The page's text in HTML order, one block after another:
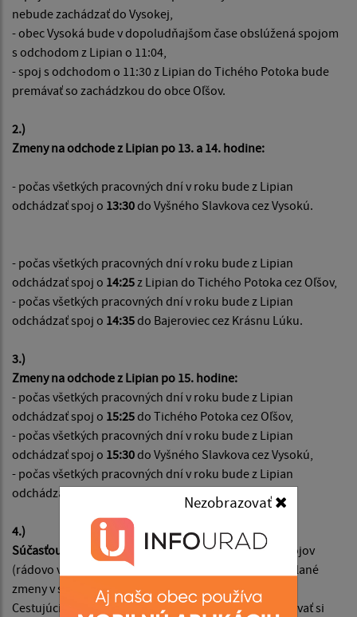
Nezobrazovať
nebude zachádzať do Vysokej,
- obec Vysoká bude v dopoludňajšom čase obslúžená spojom
s odchodom z Lipian o 11:04,
- spoj s odchodom o 11:30 z Lipian do Tichého Potoka bude
premávať so zachádzkou do obce Oľšov.
2.)
Zmeny na odchode z Lipian po 13. a 14. hodine:
- počas všetkých pracovných dní v roku bude z Lipian
odchádzať spoj o 13:30do Vyšného Slavkova cez Vysokú.
- počas všetkých pracovných dní v roku bude z Lipian
odchádzať spoj o 14:25 z Lipian do Tichého Potoka cez Oľšov,
- počas všetkých pracovných dní v roku bude z Lipian
odchádzať spoj o 14:35do Bajeroviec cez Krásnu Lúku.
3.)
Zmeny na odchode z Lipian po 15. hodine:
- počas všetkých pracovných dní v roku bude z Lipian
odchádzať spoj o 15:25do Tichého Potoka cez Oľšov,
- počas všetkých pracovných dní v roku bude z Lipian
odchádzať spoj o 15:30do Vyšného Slavkova cez Vysokú,
- počas všetkých pracovných dní v roku bude z Lipian
odchádzať spoj o15:35do Krásnej Lúky cez Polomu.
4.)
Súčasťou sú taktiežviaceré drobné časové úpravy spojov
(rádovo v rozsahu niekoľkých minút) a technicky vyvolané
zmeny v smere do Lipian popoludní.
Cestujúcim z Vašej obce preto odporúčame skontrolovať si